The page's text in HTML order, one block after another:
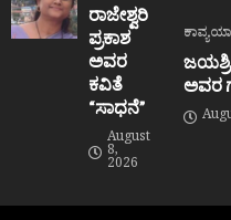
ರಾಜೇಶ್ವರಿ
ಪ್ರಕಾಶ
ಅವರ
ಕವಿತೆ
“ಸಾಧನೆ”
August
8,
2026
ಅವರ